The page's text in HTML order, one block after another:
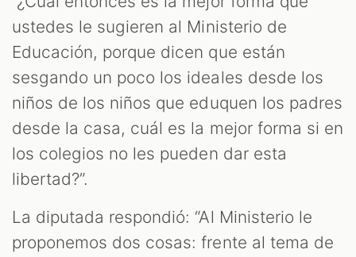
ustedes le sugieren al Ministerio de
Educación, porque dicen que están
sesgando un poco los ideales desde los
niños de los niños que eduquen los padres
desde la casa, cuál es la mejor forma si en
los colegios no les pueden dar esta
libertad?”.
La diputada respondió: “Al Ministerio le
proponemos dos cosas: frente al tema de